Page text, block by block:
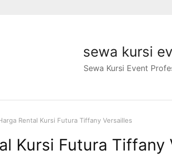
sewa kursi
Sewa Kursi Event
Rental Kursi Futura Tiffany Versailles
Kursi Futura Tiffany